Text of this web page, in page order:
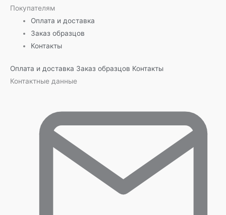
Покупателям
Оплата и доставка
Заказ образцов
Контакты
Оплата и доставка Заказ образцов Контакты
Контактные данные